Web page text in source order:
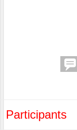
Participants